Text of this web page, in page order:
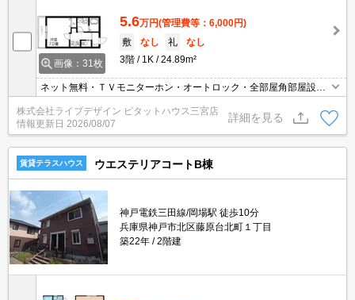
画像：31枚
5.6万円(管理費等：6,000円)
敷
なし 礼
なし
3階
1K 24.89m²
ネット無料・ＴＶモニターホン・オートロック・全部屋角部屋設
計！現地待ち合わせも可
株式会社ライブデザイン ピタットハウス三宮店
情報更新日 2026/08/07
詳細を見る
賃貸テラスハウス ウエステリアコートB棟
神戸電鉄三田線/岡場駅 徒歩10分
兵庫県神戸市北区藤原台北町１丁目
築22年
2階建